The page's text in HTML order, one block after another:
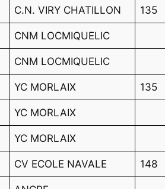
C.N. VIRY CHATILLON 135
CNM LOCMIQUELIC
CNM LOCMIQUELIC
YC MORLAIX 135
YC MORLAIX
YC MORLAIX
CV ECOLE NAVALE 148